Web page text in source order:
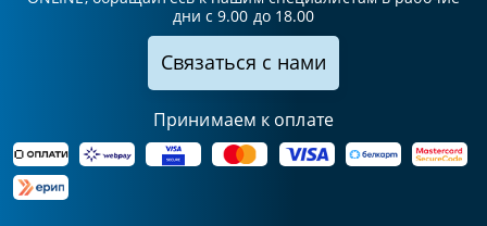
дни с 9.00 до 18.00
Связаться с нами
Принимаем к оплате